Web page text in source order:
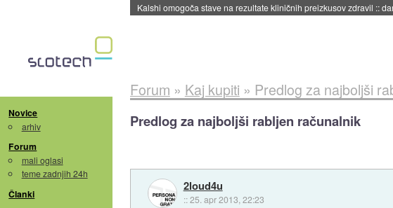
Sandisk že prodal več kot polovico SSD-jev za naslednji dve leti::
Novice
arhiv
Forum
mali oglasi
teme zadnjih 24h
Članki
Forum » Kaj kupiti » Predlog za najboljši
Predlog za najboljši rabljen računalnik
2loud4u
::25. apr 2013, 22:23